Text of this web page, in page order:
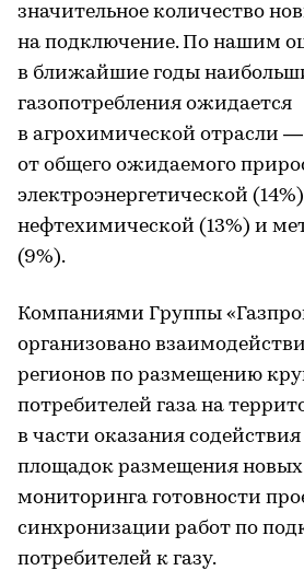
значительное количество
на подключение. По нашим
в ближайшие годы
газопотребления ожидается
в агрохимической отрасли —
от общего ожидаемого
электроэнергетической
нефтехимической (13%) и
(9%).
Компаниями Группы
организовано
регионов по размещению
потребителей газа на
в части оказания
площадок размещения новых
мониторинга готовности
синхронизации работ по
потребителей к газу.